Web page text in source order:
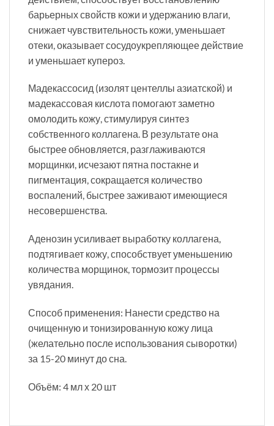
барьерных свойств кожи и удержанию влаги,
снижает чувствительность кожи, уменьшает
отеки, оказывает сосудоукрепляющее действие
и уменьшает купероз.
Мадекассосид (изолят центеллы азиатской) и
мадекассовая кислота помогают заметно
омолодить кожу, стимулируя синтез
собственного коллагена. В результате она
быстрее обновляется, разглаживаются
морщинки, исчезают пятна постакне и
пигментация, сокращается количество
воспалений, быстрее заживают имеющиеся
несовершенства.
Аденозин усиливает выработку коллагена,
подтягивает кожу, способствует уменьшению
количества морщинок, тормозит процессы
увядания.
Способ применения: Нанести средство на
очищенную и тонизированную кожу лица
(желательно после использования сыворотки)
за 15-20 минут до сна.
Объём: 4 мл х 20 шт